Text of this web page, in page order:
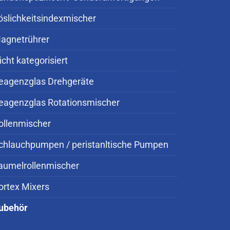
kategorisiert
Drehgeräte
Rotationsmischer
/ peristanltische Pumpen
Mixers